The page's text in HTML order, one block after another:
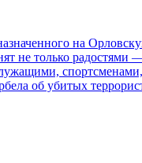
на
не только
об убитых